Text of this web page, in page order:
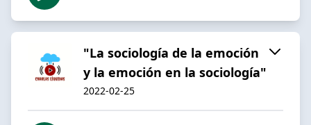
"La sociología de la emoción
y la emoción en la sociología"
2022-02-25